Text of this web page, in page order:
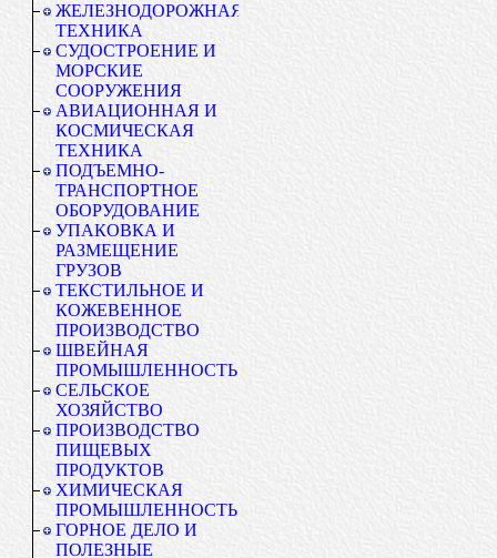
ЖЕЛЕЗНОДОРОЖНАЯ
ТЕХНИКА
СУДОСТРОЕНИЕ И
МОРСКИЕ
СООРУЖЕНИЯ
АВИАЦИОННАЯ И
КОСМИЧЕСКАЯ
ТЕХНИКА
ПОДЪЕМНО-
ТРАНСПОРТНОЕ
ОБОРУДОВАНИЕ
УПАКОВКА И
РАЗМЕЩЕНИЕ
ГРУЗОВ
ТЕКСТИЛЬНОЕ И
КОЖЕВЕННОЕ
ПРОИЗВОДСТВО
ШВЕЙНАЯ
ПРОМЫШЛЕННОСТЬ
СЕЛЬСКОЕ
ХОЗЯЙСТВО
ПРОИЗВОДСТВО
ПИЩЕВЫХ
ПРОДУКТОВ
ХИМИЧЕСКАЯ
ПРОМЫШЛЕННОСТЬ
ГОРНОЕ ДЕЛО И
ПОЛЕЗНЫЕ